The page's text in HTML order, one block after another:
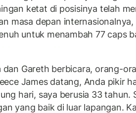
ketat di posisinya telah
masa depan
untuk menambah 77 caps
dan Gareth berbicara, orang-
James datang, Anda pikir
hari, saya berusia 33 tahun.
yang baik di luar lapangan.